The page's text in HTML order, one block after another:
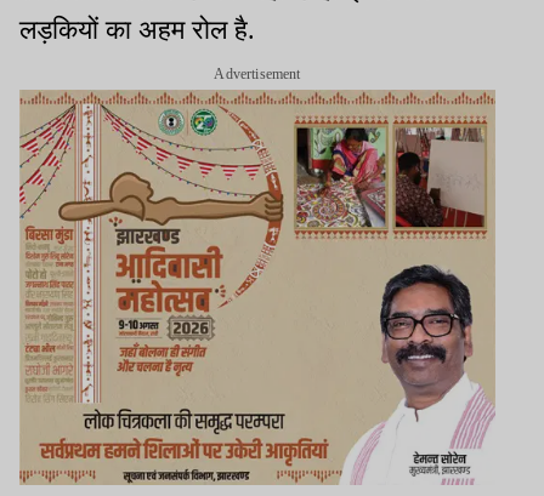
लड़कियों का अहम रोल है.
Advertisement